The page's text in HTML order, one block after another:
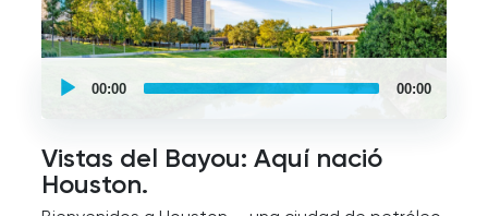
UCPlaces
self
guided
Player
00:00 00:00
Vistas del Bayou: Aquí nació
Houston.